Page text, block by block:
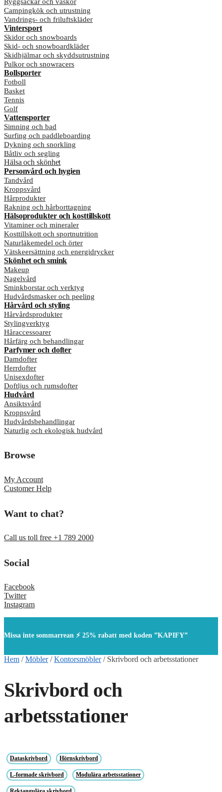
Campingkök och utrustning
Vandrings- och friluftskläder
Vintersport
Skidor och snowboards
Skid- och snowboardkläder
Skidhjälmar och skyddsutrustning
Pulkor och snowracers
Bollsporter
Fotboll
Basket
Tennis
Golf
Vattensporter
Simning och bad
Surfing och paddleboarding
Dykning och snorkling
Båtliv och segling
Hälsa och skönhet
Personvård och hygien
Tandvård
Kroppsvård
Hårprodukter
Rakning och hårborttagning
Hälsoprodukter och kosttillskott
Vitaminer och mineraler
Kosttillskott och sportnutrition
Naturläkemedel och örter
Vätskeersättning och energidrycker
Skönhet och smink
Makeup
Nagelvård
Sminkborstar och verktyg
Hudvårdsmasker och peeling
Hårvård och styling
Hårvårdsprodukter
Stylingverktyg
Håraccessoarer
Hårfärg och behandlingar
Parfymer och dofter
Damdofter
Herrdofter
Unisexdofter
Doftljus och rumsdofter
Hudvård
Ansiktsvård
Kroppsvård
Hudvårdsbehandlingar
Naturlig och ekologisk hudvård
Browse
My Account
Customer Help
Want to chat?
Call us toll free +1 789 2000
Social
Facebook
Twitter
Instagram
Missa inte sommarrean ⚡ 25% rabatt med koden ”KAPIFY”
Hem /Möbler/Kontorsmöbler/ Skrivbord och arbetsstationer
Skrivbord och
arbetsstationer
Dataskrivbord Hörnskrivbord
L-formade skrivbord Modulära arbetsstationer